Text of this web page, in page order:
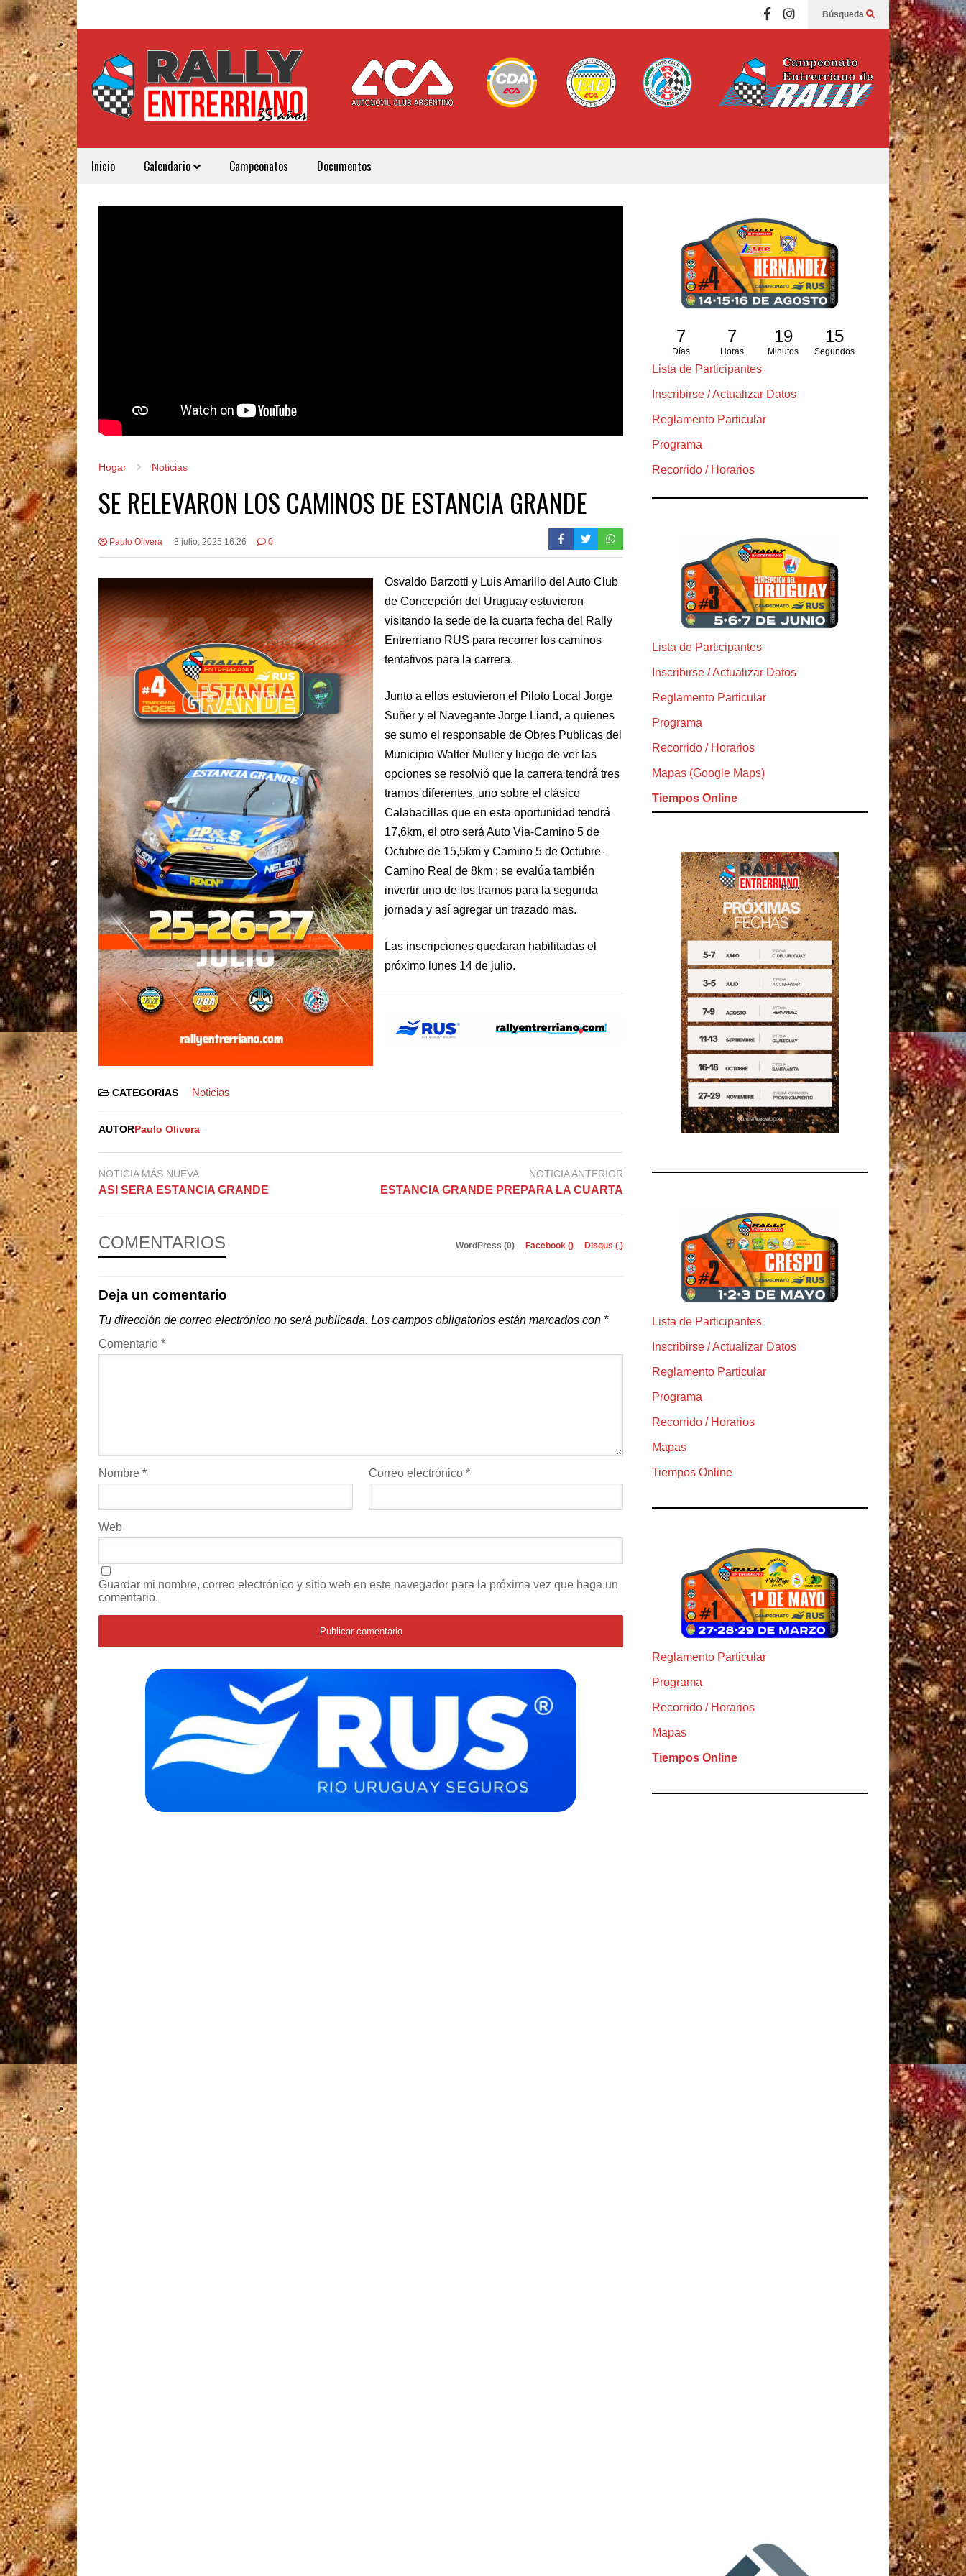
Búsqueda
Inicio Calendario Campeonatos Documentos
Hogar Noticias
SE RELEVARON LOS CAMINOS DE ESTANCIA GRANDE
Paulo Olivera 8 julio, 2025 16:26 0
Osvaldo Barzotti y Luis Amarillo del Auto Club
de Concepción del Uruguay estuvieron
visitando la sede de la cuarta fecha del Rally
Entrerriano RUS para recorrer los caminos
tentativos para la carrera.
Junto a ellos estuvieron el Piloto Local Jorge
Suñer y el Navegante Jorge Liand, a quienes
se sumo el responsable de Obres Publicas del
Municipio Walter Muller y luego de ver las
opciones se resolvió que la carrera tendrá tres
tramos diferentes, uno sobre el clásico
Calabacillas que en esta oportunidad tendrá
17,6km, el otro será Auto Via-Camino 5 de
Octubre de 15,5km y Camino 5 de Octubre-
Camino Real de 8km ; se evalúa también
invertir uno de los tramos para la segunda
jornada y así agregar un trazado mas.
Las inscripciones quedaran habilitadas el
próximo lunes 14 de julio.
CATEGORIAS Noticias
AUTOR Paulo Olivera
NOTICIA MÁS NUEVA
ASI SERA ESTANCIA GRANDE
NOTICIA ANTERIOR
ESTANCIA GRANDE PREPARA LA CUARTA
COMENTARIOS WordPress (0) Facebook () Disqus ( )
Deja un comentario
Tu dirección de correo electrónico no será publicada. Los campos obligatorios están marcados con *
Comentario *
Nombre * Correo electrónico *
Web
Guardar mi nombre, correo electrónico y sitio web en este navegador para la próxima vez que haga un
comentario.
7
Días
7
Horas
19
Minutos
13
Segundos
Lista de Participantes
Inscribirse / Actualizar Datos
Reglamento Particular
Programa
Recorrido / Horarios
Lista de Participantes
Inscribirse / Actualizar Datos
Reglamento Particular
Programa
Recorrido / Horarios
Mapas (Google Maps)
Tiempos Online
Lista de Participantes
Inscribirse / Actualizar Datos
Reglamento Particular
Programa
Recorrido / Horarios
Mapas
Tiempos Online
Reglamento Particular
Programa
Recorrido / Horarios
Mapas
Tiempos Online